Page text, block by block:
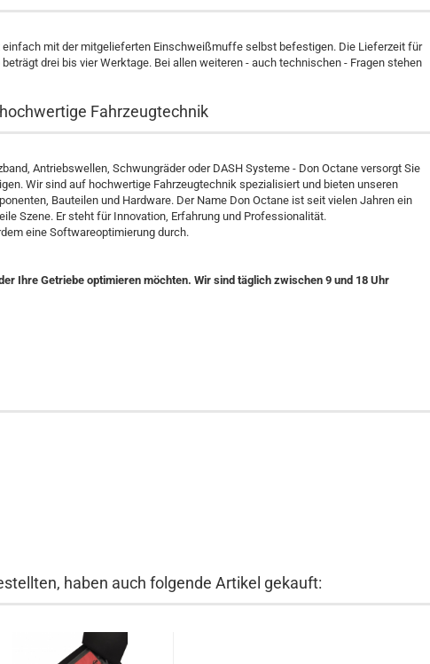
mit der mitgelieferten Einschweißmuffe selbst befestigen. Die Lieferzeit für
drei bis vier Werktage. Bei allen weiteren - auch technischen - Fragen stehen
Fahrzeugtechnik
Antriebswellen, Schwungräder oder DASH Systeme - Don Octane versorgt Sie
Wir sind auf hochwertige Fahrzeugtechnik spezialisiert und bieten unseren
Bauteilen und Hardware. Der Name Don Octane ist seit vielen Jahren ein
Szene. Er steht für Innovation, Erfahrung und Professionalität.
eine Softwareoptimierung durch.
Ihre Getriebe optimieren möchten. Wir sind täglich zwischen 9 und 18 Uhr
haben auch folgende Artikel gekauft: